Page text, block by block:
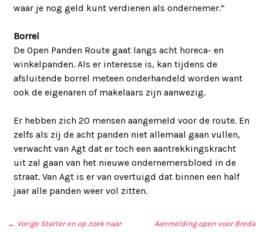
waar je nog geld kunt verdienen als ondernemer.”
Borrel
De Open Panden Route gaat langs acht horeca- en
winkelpanden. Als er interesse is, kan tijdens de
afsluitende borrel meteen onderhandeld worden want
ook de eigenaren of makelaars zijn aanwezig.
Er hebben zich 20 mensen aangemeld voor de route. En
zelfs als zij de acht panden niet allemaal gaan vullen,
verwacht van Agt dat er toch een aantrekkingskracht
uit zal gaan van het nieuwe ondernemersbloed in de
straat. Van Agt is er van overtuigd dat binnen een half
jaar alle panden weer vol zitten.
← VorigeStarter en op zoek naar
Aanmelding open voor Breda